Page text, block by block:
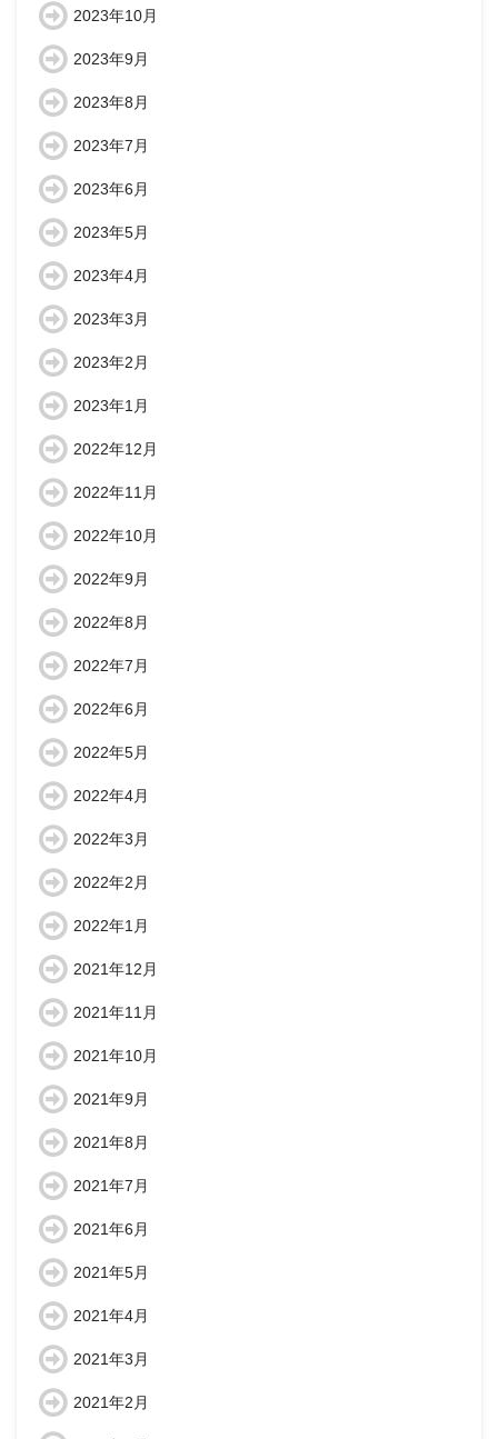
2023年10月
2023年9月
2023年8月
2023年7月
2023年6月
2023年5月
2023年4月
2023年3月
2023年2月
2023年1月
2022年12月
2022年11月
2022年10月
2022年9月
2022年8月
2022年7月
2022年6月
2022年5月
2022年4月
2022年3月
2022年2月
2022年1月
2021年12月
2021年11月
2021年10月
2021年9月
2021年8月
2021年7月
2021年6月
2021年5月
2021年4月
2021年3月
2021年2月